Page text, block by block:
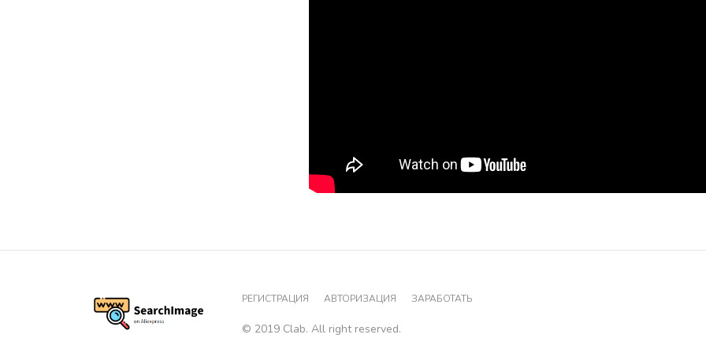
РЕГИСТРАЦИЯ АВТОРИЗАЦИЯ ЗАРАБОТАТЬ
© 2019 Clab. All right reserved.